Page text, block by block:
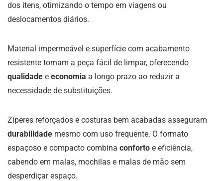
dos itens, otimizando o tempo em viagens ou
deslocamentos diários.
Material impermeável e superfície com acabamento
resistente tornam a peça fácil de limpar, oferecendo
qualidade e economia a longo prazo ao reduzir a
necessidade de substituições.
Zíperes reforçados e costuras bem acabadas asseguram
durabilidade mesmo com uso frequente. O formato
espaçoso e compacto combina conforto e eficiência,
cabendo em malas, mochilas e malas de mão sem
desperdiçar espaço.